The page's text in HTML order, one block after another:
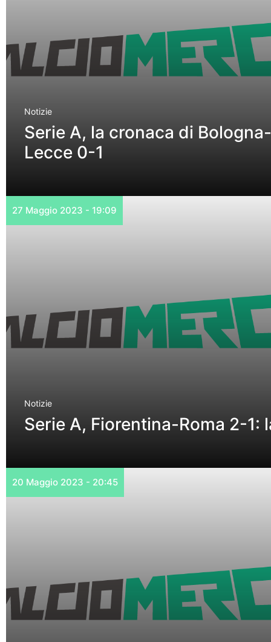
Notizie
Serie A, la cronaca di
Lecce 0-1
27 Maggio 2023 - 19:09
Notizie
Serie A, Fiorentina-Roma 2-1:
20 Maggio 2023 - 20:45